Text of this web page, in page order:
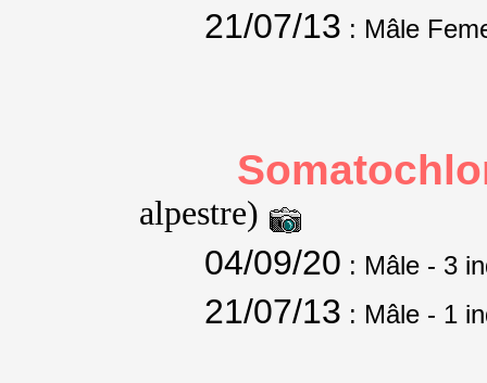
21/07/13 : Mâle
alpestre)
04/09/20 : Mâle - 3
21/07/13 : Mâle - 1